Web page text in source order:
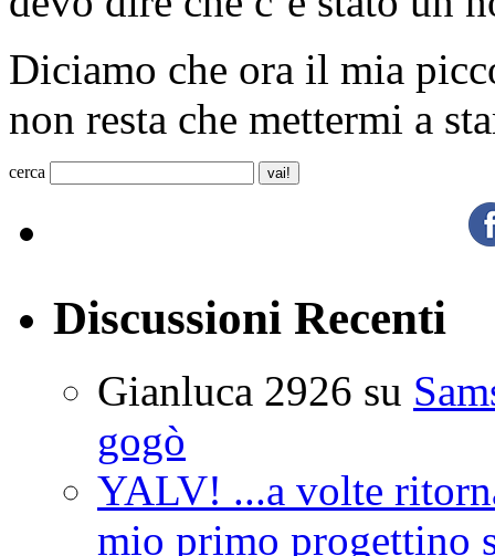
Diciamo che ora il mia
non resta che mettermi a
cerca
Discussioni Recenti
Gianluca 2926 su
gogò
YALV! ...a volte
mio primo progettino